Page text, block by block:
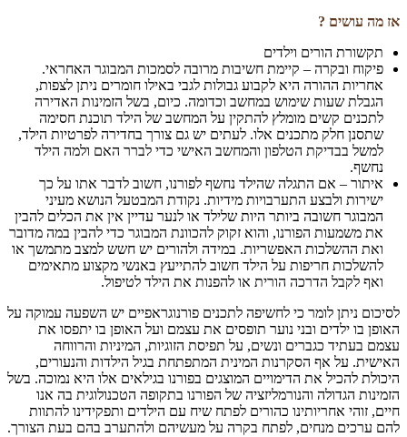
אז מה עושים ?
תקשורת הורים וילדים
פיקוח ובקרה – קיימת חשיבות מרובה לסמכות המבוגר האחראי.
אחריות ההורה היא לקבוע גבולות לגבי באילו חומרים ניתן לצפות,
הגבלת שעות שימוש במחשב וכדומה. כיום, בשל הזמינות האדירה
לתכנים קשים מומלץ להתקין על המחשב של הילד תוכנת חסימה
שתסנן חלק מתכנים אלו. לעתים יש גם צורך בחדירה לפרטיות הילד,
למשל בבדיקת הטלפון והמחשב האישי כדי לברר האם ולמה הילד
נחשף.
איתור – אם התגלה שהילד נחשף לפורנו, חשוב לדבר אתו על כך
ישירות ולבצע התערבויות מידיות. נקודת המבטעל הנושא מעיני
המבוגר חשובה ביותר היות שלילד או לנער עדיין אין את הכלים להבין
את משמעות הפורנו, והוא זקוק להכוונת המבוגר כדי להבין במה מדובר
ואת ההשלכות האפשריות. במידה ולהורים יש חשש למצב מתמשך או
להשלכות חריפות על הילד חשוב להתייעץ באנשי מקצוע מתאימים
ואף לקבל הדרכה הורית או להפנות את הילד לטיפול.
לסיכום ניתן לומר כי לחשיפה לתכנים פורנוגראפיים יש השפעה עמוקה על
האופן בו ילדים ובני נוער תופסים את עצמם ועל האופן בו יתפסו את
עצמם בעתיד כגברים ונשים, על תפיסת הזוגיות, המיניות והרווחה
האישית. על אף הסקרנות המינית המתפתחת בגיל הילדות והנעורים,
היכולת להכיל את הדימויים המוצגים בפורנו בגילאים אלו היא נמוכה. בשל
הזמינות הגדולה והנורמליזציה של הפורנו בתקופה הטכנולוגית בה אנו
חיים, זוהי אחריותינו כהורים לפתח שיח עם הילדים ותפקידינו להתוות
להם ערכים מנחים, לפתח בקרה על מעשיהם ולהתערב בהם בעת הצורך.